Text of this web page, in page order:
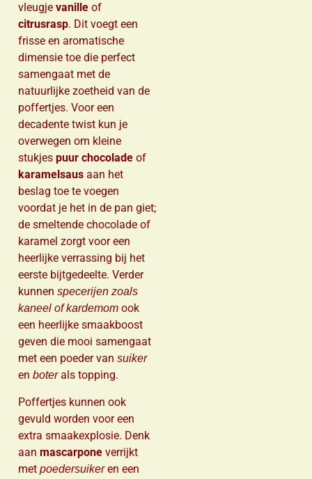
vleugje vanille of
citrusrasp. Dit voegt een
frisse en aromatische
dimensie toe die perfect
samengaat met de
natuurlijke zoetheid van de
poffertjes. Voor een
decadente twist kun je
overwegen om kleine
stukjes puur chocolade of
karamelsaus aan het
beslag toe te voegen
voordat je het in de pan giet;
de smeltende chocolade of
karamel zorgt voor een
heerlijke verrassing bij het
eerste bijtgedeelte. Verder
kunnen specerijen zoals
kaneel of kardemom ook
een heerlijke smaakboost
geven die mooi samengaat
met een poeder van suiker
en boterals topping.
Poffertjes kunnen ook
gevuld worden voor een
extra smaakexplosie. Denk
aan mascarpone verrijkt
met poedersuikeren een